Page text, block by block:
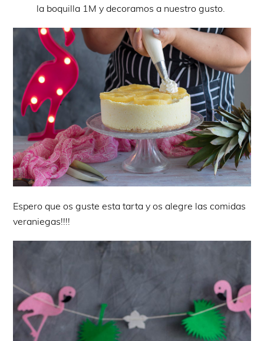
la boquilla 1M y decoramos a nuestro gusto.
Espero que os guste esta tarta y os alegre las comidas
veraniegas!!!!